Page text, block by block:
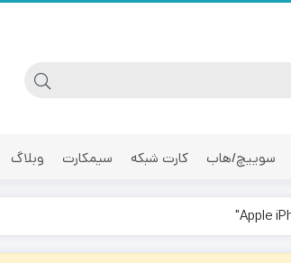
سوییچ/هاب کارت شبکه سیمکارت وبلاگ